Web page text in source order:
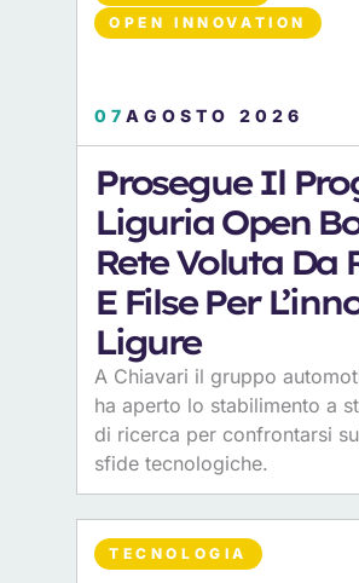
OPEN INNOVATION
07AGOSTO 2026
Prosegue Il
Liguria Open
Rete Voluta Da
E Filse Per
Ligure
A Chiavari il gruppo
ha aperto lo stabilimento a
di ricerca per confrontarsi
sfide tecnologiche.
TECNOLOGIA